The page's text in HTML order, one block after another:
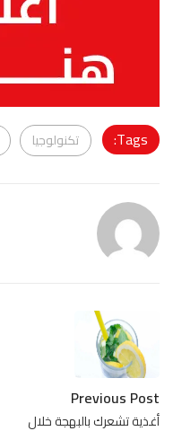
Tags: تكنولوجيا
Previous Post
أغذية تشعرك بالبهجة خلال